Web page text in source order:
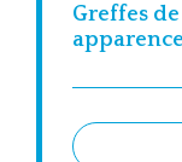
Greffes
apparence